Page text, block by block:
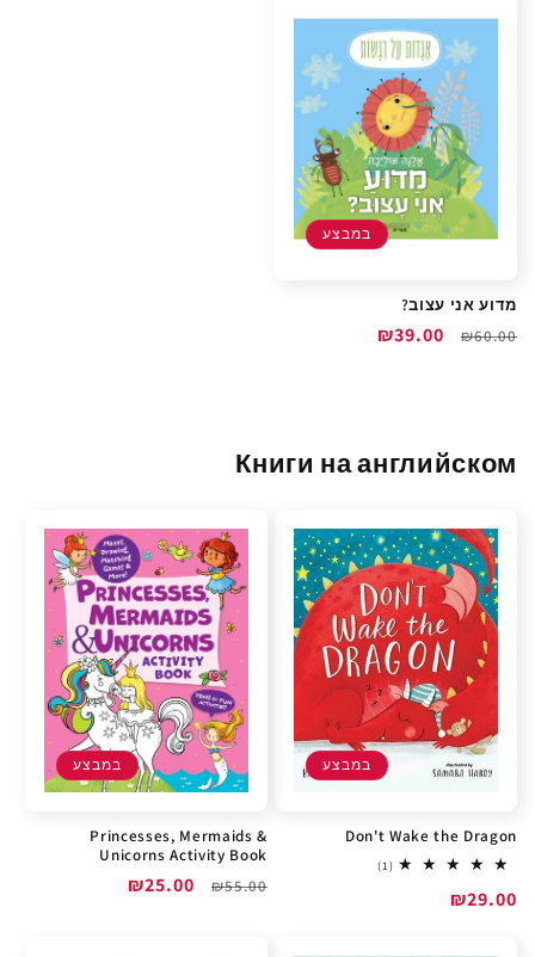
במבצע
מדוע אני עצוב?
מחיר
₪60.00
מחיר
₪39.00
Книги на английском
במבצע
Don't Wake the Dragon
(1)
1
מחיר
₪29.00
במבצע
Princesses, Mermaids &
Unicorns Activity Book
מחיר
₪55.00
מחיר
₪25.00